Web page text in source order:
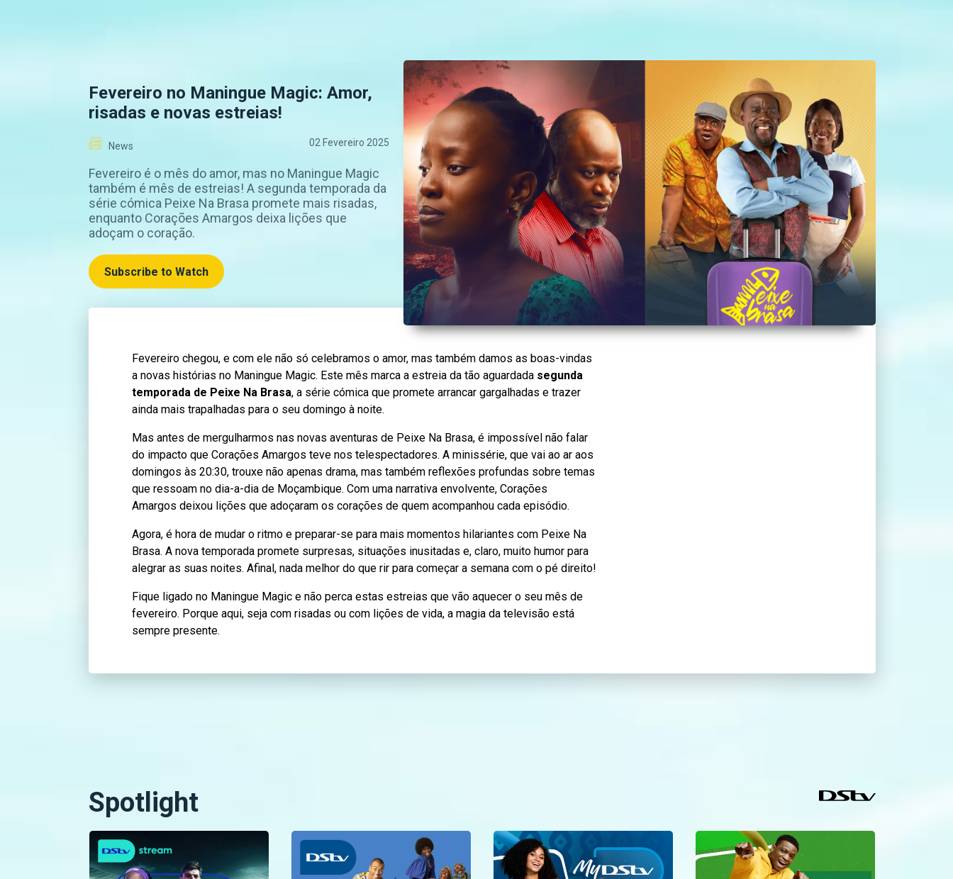
Fevereiro no Maningue Magic: Amor,
risadas e novas estreias!
News 02 Fevereiro 2025
Fevereiro é o mês do amor, mas no Maningue Magic
também é mês de estreias! A segunda temporada da
série cómica Peixe Na Brasa promete mais risadas,
enquanto Corações Amargos deixa lições que
adoçam o coração.
Subscribe to Watch
Fevereiro chegou, e com ele não só celebramos o amor, mas também damos as boas-vindas
a novas histórias no Maningue Magic. Este mês marca a estreia da tão aguardada segunda
temporada de Peixe Na Brasa, a série cómica que promete arrancar gargalhadas e trazer
ainda mais trapalhadas para o seu domingo à noite.
Mas antes de mergulharmos nas novas aventuras de Peixe Na Brasa, é impossível não falar
do impacto que Corações Amargos teve nos telespectadores. A minissérie, que vai ao ar aos
domingos às 20:30, trouxe não apenas drama, mas também reflexões profundas sobre temas
que ressoam no dia-a-dia de Moçambique. Com uma narrativa envolvente, Corações
Amargos deixou lições que adoçaram os corações de quem acompanhou cada episódio.
Agora, é hora de mudar o ritmo e preparar-se para mais momentos hilariantes com Peixe Na
Brasa. A nova temporada promete surpresas, situações inusitadas e, claro, muito humor para
alegrar as suas noites. Afinal, nada melhor do que rir para começar a semana com o pé direito!
Fique ligado no Maningue Magic e não perca estas estreias que vão aquecer o seu mês de
fevereiro. Porque aqui, seja com risadas ou com lições de vida, a magia da televisão está
sempre presente.
Spotlight